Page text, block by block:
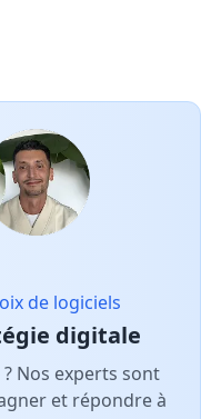
de logiciels
digitale
Nos experts sont
et répondre à